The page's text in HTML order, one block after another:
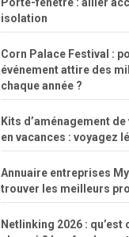
Porte-fenêtre : allier
isolation
Corn Palace Festival :
événement attire des
chaque année ?
Kits d’aménagement
en vacances : voyagez
Annuaire entreprises
trouver les meilleurs
Netlinking 2026 : qu’est